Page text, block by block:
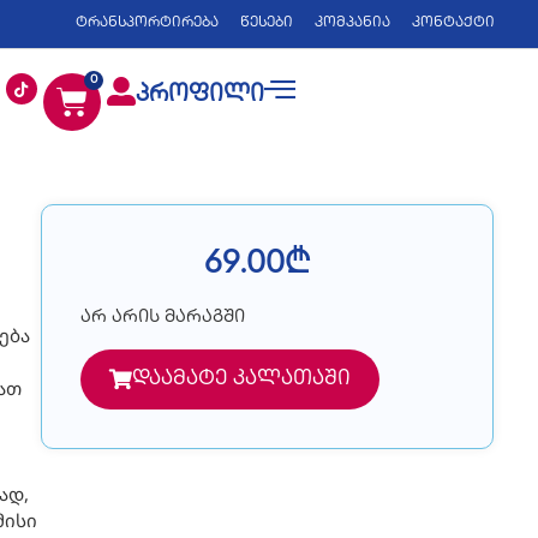
ტრანსპორტირება წესები კომპანია კონტაქტი
0
პროფილი
69.00₾
არ არის მარაგში
დაამატე კალათაში